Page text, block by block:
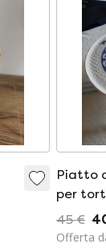
Piatto
per
cobalto
45 €
Offerta